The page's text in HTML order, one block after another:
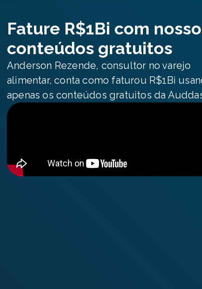
Fature R$1Bi com
conteúdos gratuitos
Anderson Rezende, consultor no varejo
alimentar, conta como faturou R$1Bi
apenas os conteúdos gratuitos da